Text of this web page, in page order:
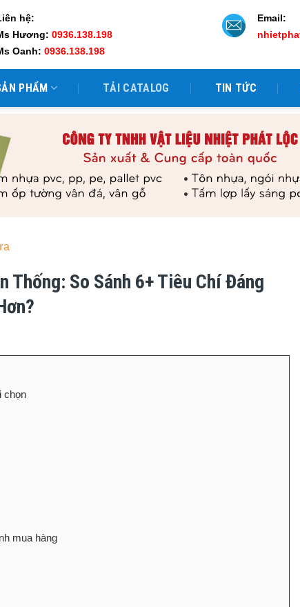
hệ:
Hương: 0936.138.198
Oanh: 0936.138.198
Email:
PHẨM TẢI CATALOG TIN TỨC
Thống: So Sánh 6+ Tiêu Chí Đáng
chọn
mua hàng